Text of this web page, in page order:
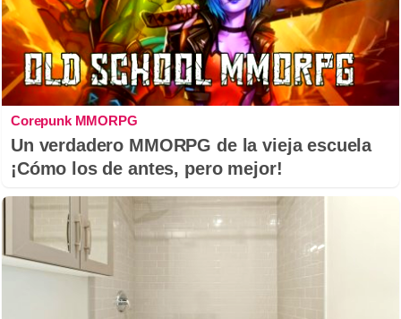
Corepunk MMORPG
Un verdadero MMORPG de la vieja escuela
¡Cómo los de antes, pero mejor!